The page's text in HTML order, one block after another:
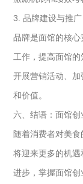
3. 品牌建设与推广
品牌是面馆的核
工作，提高面馆的
开展营销活动、
和价值。
六、结语：面馆创
随着消费者对美
将迎来更多的机
进步，掌握面馆